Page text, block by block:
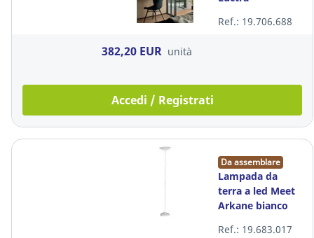
Ref.: 19.706.688
382,20 EUR unità
Accedi / Registrati
Da assemblare
Lampada da
terra a led Meet
Arkane bianco
Ref.: 19.683.017